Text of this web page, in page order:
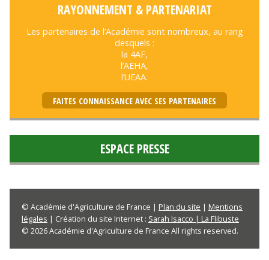
RAYONNEMENT & PARTENARIAT
Les partenaires de l’Académie sont nombreux, au rang
desquels :
la 4AF,
l’AEHA,
l’UEAA.
FAITES CONNAISSANCE AVEC SES PARTENAIRES
ESPACE PRESSE
© Académie d'Agriculture de France | Plan du site | Mentions
légales | Création du site Internet : Sarah Isacco | La Flibuste
© 2026 Académie d'Agriculture de France All rights reserved.